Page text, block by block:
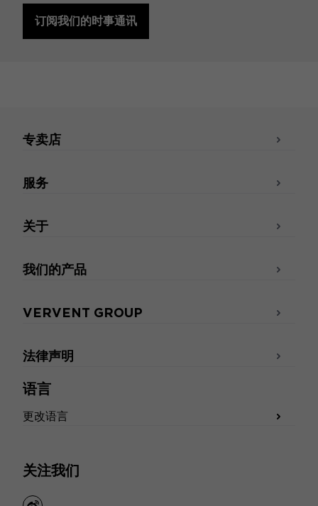
订阅我们的时事通讯
语言
更改语言
关注我们
专卖店
服务
关于
我们的产品
VERVENT GROUP
法律声明